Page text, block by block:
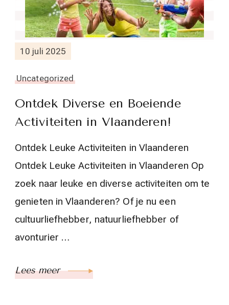
10 juli 2025
Uncategorized
Ontdek Diverse en Boeiende
Activiteiten in Vlaanderen!
Ontdek Leuke Activiteiten in Vlaanderen
Ontdek Leuke Activiteiten in Vlaanderen Op
zoek naar leuke en diverse activiteiten om te
genieten in Vlaanderen? Of je nu een
cultuurliefhebber, natuurliefhebber of
avonturier …
Lees meer